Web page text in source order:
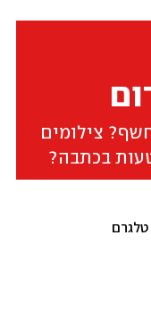
צילומים
בכתבה?
טלגרם